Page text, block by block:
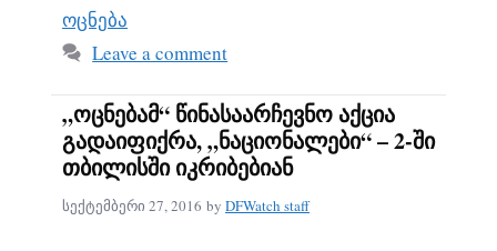
ოცნება
Leave a comment
„ოცნებამ“ წინასაარჩევნო აქცია
გადაიფიქრა, „ნაციონალები“ – 2-ში
თბილისში იკრიბებიან
სექტემბერი 27, 2016 by DFWatch staff